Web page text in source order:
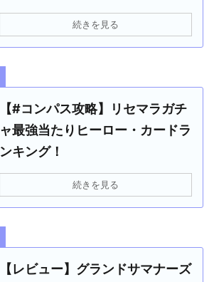
続きを見る
【#コンパス攻略】リセマラガチ
ャ最強当たりヒーロー・カードラ
ンキング！
続きを見る
【レビュー】グランドサマナーズ